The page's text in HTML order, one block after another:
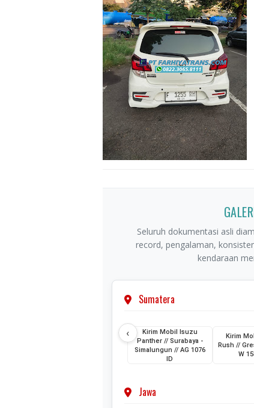
Seluruh dokumentasi asli
record, pengalaman,
kendaraan
Sumatera
‹
Kirim Mobil Isuzu
Panther // Surabaya -
Simalungun // AG 1076
ID
Kirim
Rush //
W
Jawa